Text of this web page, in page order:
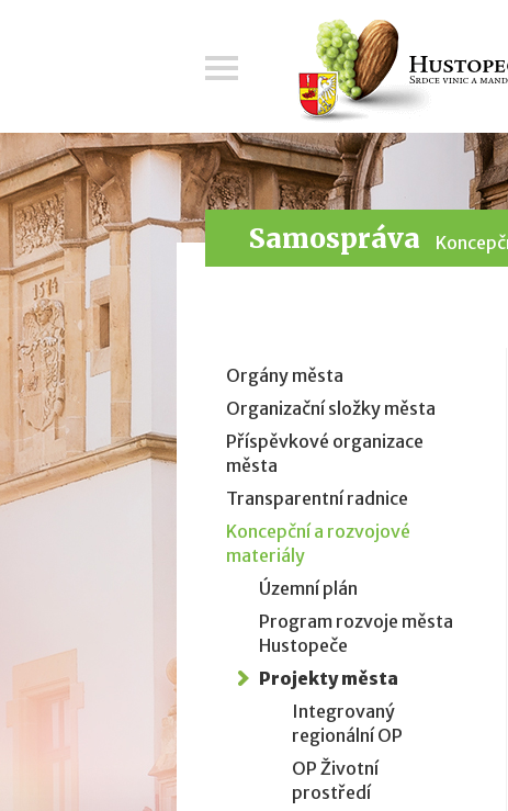
Samospráva
Orgány města
Organizační složky města
Příspěvkové organizace
města
Transparentní radnice
Koncepční a rozvojové
materiály
Územní plán
Program rozvoje města
Hustopeče
Projekty města
Integrovaný
regionální OP
OP Životní
prostředí